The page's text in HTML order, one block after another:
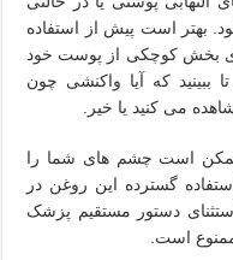
است پیش از استفاده
بخش کوچکی از پوست خود
ببینید که آیا واکنشی چون
می کنید یا خیر.
ممکن است چشم های شما را
گسترده این روغن در
دستور مستقیم پزشک
است.